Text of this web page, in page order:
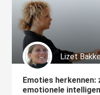
Lizet
Emoties herkennen:
emotionele